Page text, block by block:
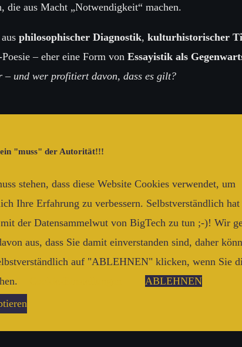
aus Macht „Notwendigkeit“ machen.
philosophischer Diagnostik, kulturhistorischer
– eher eine Form von Essayistik als
und wer profitiert davon, dass es gilt?
politischer und
Deutungsmonopole, Begriffsverschiebungen
"muss" der Autorität!!!
stehen, dass diese Website Cookies verwendet, um
Ihre Erfahrung zu verbessern. Selbstverständlich hat
der Datensammelwut von BigTech zu tun ;-)! Wir
aus, dass Sie damit einverstanden sind, daher
auf "ABLEHNEN" klicken, wenn Sie
ABLEHNEN